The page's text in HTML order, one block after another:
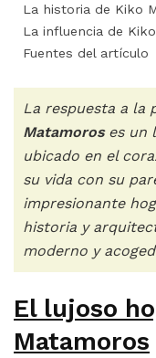
La historia de Kiko
La influencia de
Fuentes del artículo
La respuesta a la
Matamoroses un
ubicado en el
su vida con su
impresionante
historia y
moderno y
El lujoso
Matamoros